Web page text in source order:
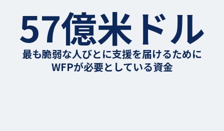
57億米ドル
最も脆弱な人びとに支援を届けるために
WFPが必要としている資金